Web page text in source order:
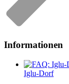
Informationen
Iglu-Dorf